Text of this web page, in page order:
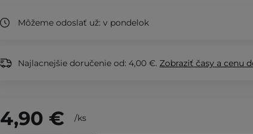
Môžeme odoslať už: v pondelok
Najlacnejšie doručenie od: 4,00 €. Zobraziť časy a cenu
4,90 € /ks